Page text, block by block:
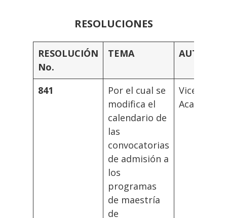
RESOLUCIONES
RESOLUCIÓN
No.
TEMA
841
Por el cual se
modifica el
calendario de
las
convocatorias
de admisión a
los
programas
de maestría
de
Académica